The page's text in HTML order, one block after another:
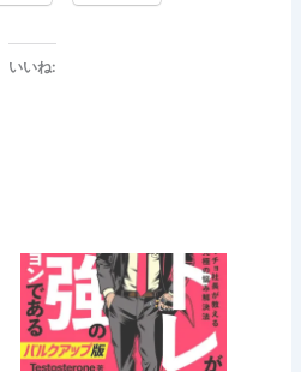
いいね: